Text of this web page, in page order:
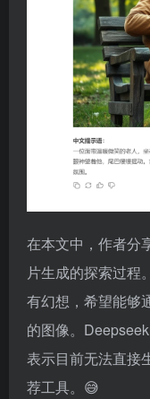
在本文中，作者分
片生成的探索过程
有幻想，希望能够
的图像。
表示目前无法直接
荐工具。😅